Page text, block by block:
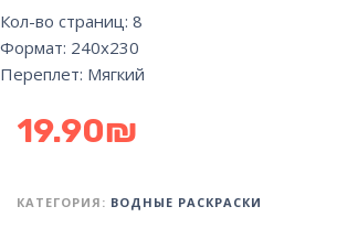
Кол-во страниц: 8
Формат: 240х230
Переплет: Мягкий
19.90₪
КАТЕГОРИЯ: ВОДНЫЕ РАСКРАСКИ